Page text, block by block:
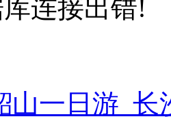
连接出错!
山一日游_长